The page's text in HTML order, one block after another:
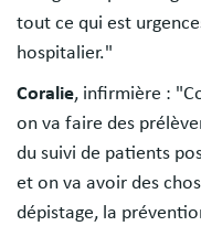
tout ce qui est
hospitalier."
Coralie, infirmière :
on va faire des
du suivi de patients
et on va avoir des
dépistage, la